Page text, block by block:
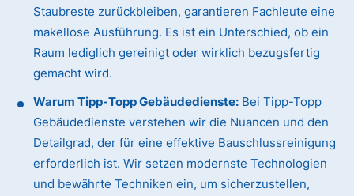
Staubreste zurückbleiben, garantieren Fachleute eine
makellose Ausführung. Es ist ein Unterschied, ob ein
Raum lediglich gereinigt oder wirklich bezugsfertig
gemacht wird.
Warum Tipp-Topp Gebäudedienste: Bei Tipp-Topp
Gebäudedienste verstehen wir die Nuancen und den
Detailgrad, der für eine effektive Bauschlussreinigung
erforderlich ist. Wir setzen modernste Technologien
und bewährte Techniken ein, um sicherzustellen,